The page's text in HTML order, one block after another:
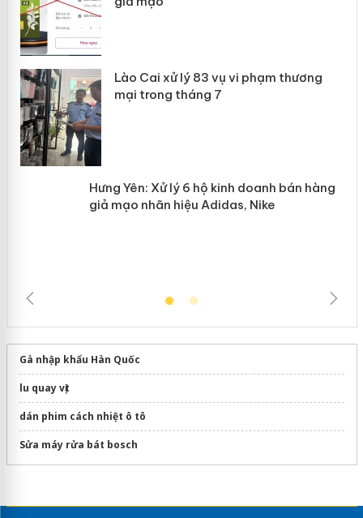
Lào Cai xử lý 83 vụ vi phạm thương
mại trong tháng 7
Hưng Yên: Xử lý 6 hộ kinh doanh bán
hàng giả mạo nhãn hiệu Adidas, Nike
Gà nhập khẩu Hàn Quốc
lu quay vịt
dán phim cách nhiệt ô tô
Sửa máy rửa bát bosch